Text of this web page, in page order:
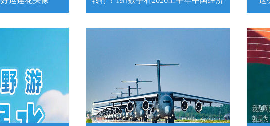
运莲花头像
转存！1组数字看2026上半年中国经
7月15日，2026年上半年国民经济运行情
况发布。一组数字带你了解！
详情
这
近